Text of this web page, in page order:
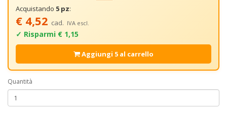
Acquistando 5 pz:
€ 4,52 cad. IVA escl.
✓ Risparmi € 1,15
Aggiungi 5 al carrello
Quantità